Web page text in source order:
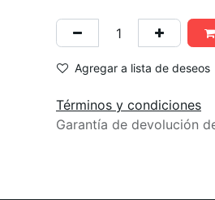
Agregar a lista de deseos
Términos y condiciones
Garantía de devolución